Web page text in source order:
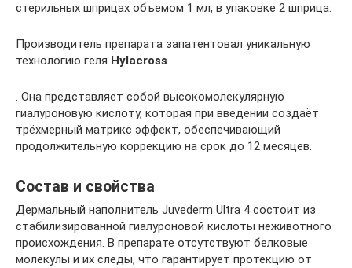
стерильных шприцах объемом 1 мл, в упаковке 2 шприца.
Производитель препарата запатентовал уникальную
технологию геля Hylacross
. Она представляет собой высокомолекулярную
гиалуроновую кислоту, которая при введении создаёт
трёхмерный матрикс эффект, обеспечивающий
продолжительную коррекцию на срок до 12 месяцев.
Состав и свойства
Дермальный наполнитель Juvederm Ultra 4 состоит из
стабилизированной гиалуроновой кислоты неживотного
происхождения. В препарате отсутствуют белковые
молекулы и их следы, что гарантирует протекцию от